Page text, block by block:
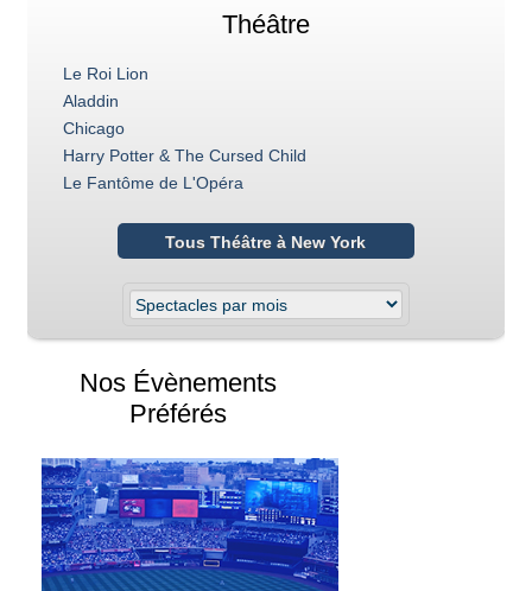
Théâtre
Le Roi Lion
Aladdin
Chicago
Harry Potter & The Cursed Child
Le Fantôme de L'Opéra
Tous Théâtre à New York
Nos Évènements
Préférés